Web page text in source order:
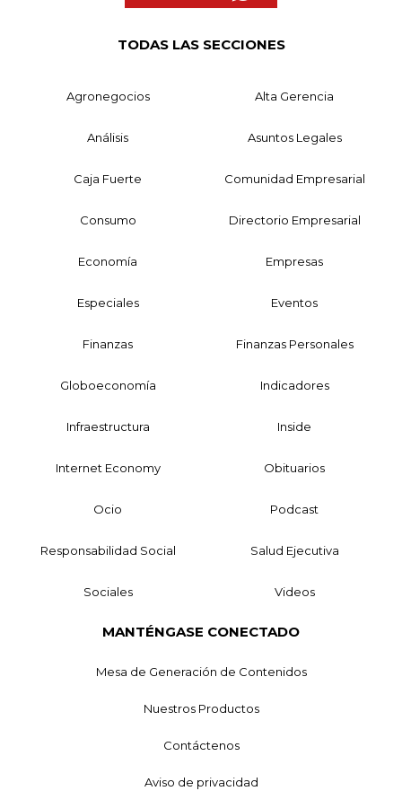
TODAS LAS SECCIONES
Agronegocios Alta Gerencia
Análisis Asuntos Legales
Caja Fuerte Comunidad Empresarial
Consumo Directorio Empresarial
Economía Empresas
Especiales Eventos
Finanzas Finanzas Personales
Globoeconomía Indicadores
Infraestructura Inside
Internet Economy Obituarios
Ocio Podcast
Responsabilidad Social Salud Ejecutiva
Sociales Videos
MANTÉNGASE CONECTADO
Mesa de Generación de Contenidos
Nuestros Productos
Contáctenos
Aviso de privacidad